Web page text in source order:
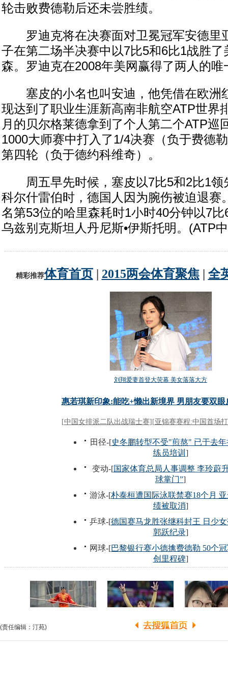
轮击败费德勒后还未尝胜绩。
罗迪克将在决赛面对卫冕冠军安德里
子在第二场半决赛中以7比5和6比1战胜了
森。罗迪克在2008年美网赢得了两人的唯
塞皮的小名也叫安迪，他凭借在欧洲
现达到了职业生涯新高南非航空ATP世界
月的贝尔格莱德拿到了个人第二个ATP巡
1000大师赛中打入了1/4决赛（负于费德
第四轮（负于德约科维奇）。
周五早先时候，塞皮以7比5和2比1领
科尔什雷伯时，德国人因为腕伤被迫退赛
名第53位的哈里森耗时1小时40分钟以7
乌兹别克斯坦人丹尼斯•伊斯托明。(ATP
(责任编辑：汀苑)